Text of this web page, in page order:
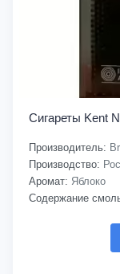
Сигареты Kent
Производитель:
Производство:
Аромат: Яблоко
Содержание